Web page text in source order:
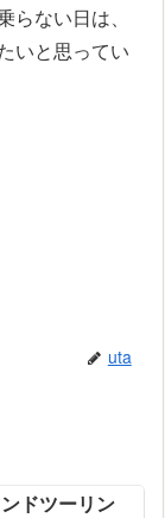
ない日は、
いと思ってい
uta
ドツーリン